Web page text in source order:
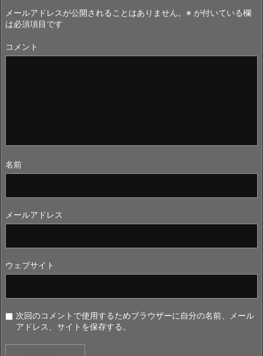
メールアドレスが公開されることはありません。 ※ が付いている欄
は必須項目です
コメント
名前
メールアドレス
ウェブサイト
次回のコメントで使用するためブラウザーに自分の名前、メール
アドレス、サイトを保存する。